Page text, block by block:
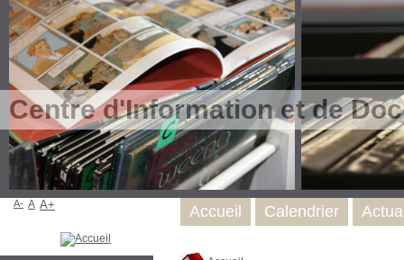
Centre d'Information et de
Accueil Calendrier
A- A A+